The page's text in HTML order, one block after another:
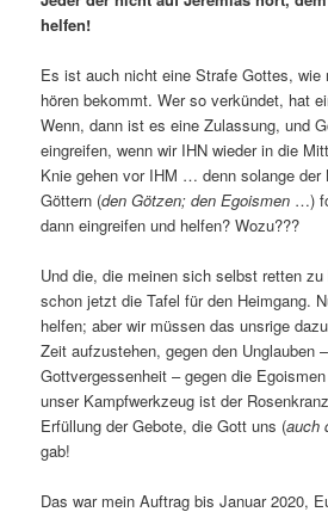
helfen!
Es ist auch nicht eine Strafe Gottes, wie
hören bekommt. Wer so verkündet, hat
Wenn, dann ist es eine Zulassung, und
eingreifen, wenn wir IHN wieder in die
Knie gehen vor IHM … denn solange der
Göttern (den Götzen; den Egoismen …)
dann eingreifen und helfen? Wozu???
Und die, die meinen sich selbst retten
schon jetzt die Tafel für den Heimgang.
helfen; aber wir müssen das unsrige
Zeit aufzustehen, gegen den Unglauben
Gottvergessenheit – gegen die
unser Kampfwerkzeug ist der
Erfüllung der Gebote, die Gott uns (auch
gab!
Das war mein Auftrag bis Januar 2020,